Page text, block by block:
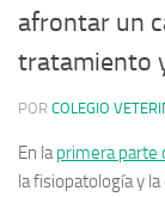
afrontar un
tratamiento
POR COLEGIO
En laprimera parte
la fisiopatología y